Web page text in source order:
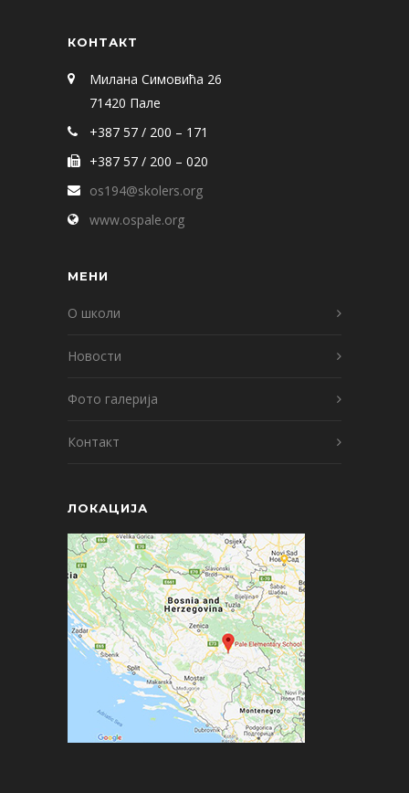
КОНТАКТ
Милана Симовића 26
71420 Пале
+387 57 / 200 – 171
+387 57 / 200 – 020
os194@skolers.org
www.ospale.org
МЕНИ
О школи
Новости
Фото галерија
Контакт
ЛОКАЦИЈА